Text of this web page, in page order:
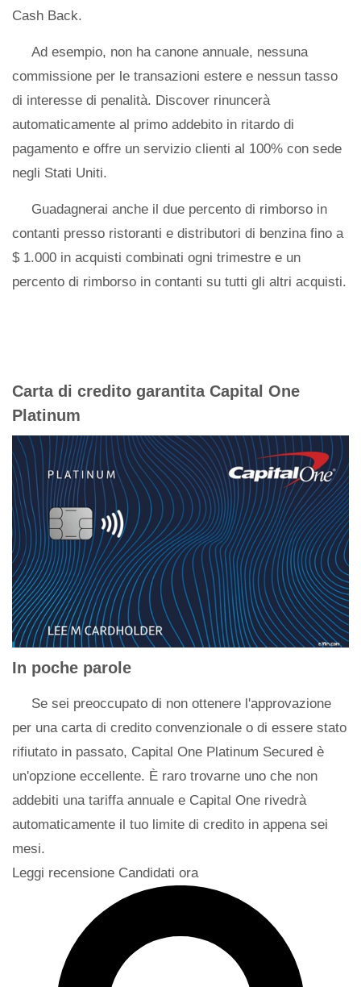
Cash Back.
Ad esempio, non ha canone annuale, nessuna
commissione per le transazioni estere e nessun tasso
di interesse di penalità. Discover rinuncerà
automaticamente al primo addebito in ritardo di
pagamento e offre un servizio clienti al 100% con sede
negli Stati Uniti.
Guadagnerai anche il due percento di rimborso in
contanti presso ristoranti e distributori di benzina fino a
$ 1.000 in acquisti combinati ogni trimestre e un
percento di rimborso in contanti su tutti gli altri acquisti.
Carta di credito garantita Capital One
Platinum
In poche parole
Se sei preoccupato di non ottenere l'approvazione
per una carta di credito convenzionale o di essere stato
rifiutato in passato, Capital One Platinum Secured è
un'opzione eccellente. È raro trovarne uno che non
addebiti una tariffa annuale e Capital One rivedrà
automaticamente il tuo limite di credito in appena sei
mesi.
Leggi recensione Candidati ora